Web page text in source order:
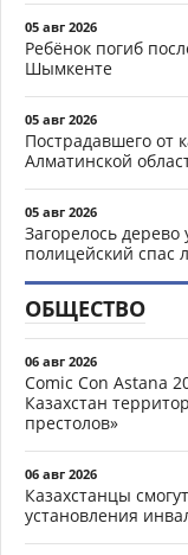
05 авг 2026
Ребёнок погиб
Шымкенте
05 авг 2026
Пострадавшего от
Алматинской
05 авг 2026
Загорелось
полицейский спас
ОБЩЕСТВО
06 авг 2026
Comic Con Astana
Казахстан
престолов»
06 авг 2026
Казахстанцы
установления